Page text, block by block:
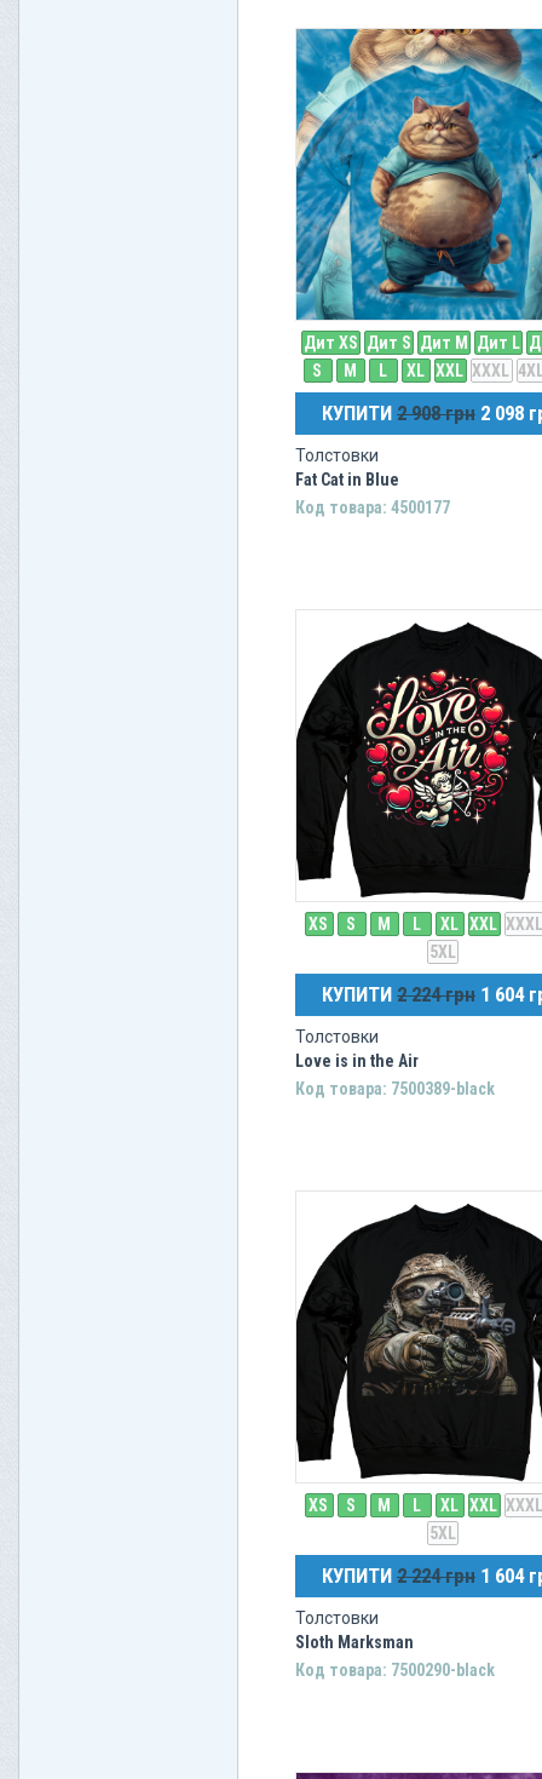
Дит XS Дит S Дит M Дит L
S
M L XL XXL XXXL
КУПИТИ 2 908 грн 2 098
Толстовки
Fat Cat in Blue
Код товара: 4500177
XS S M L XL XXL
5XL
КУПИТИ 2 224 грн 1 604
Толстовки
Love is in the Air
Код товара: 7500389-black
XS S M L XL XXL
5XL
КУПИТИ 2 224 грн 1 604
Толстовки
Sloth Marksman
Код товара: 7500290-black